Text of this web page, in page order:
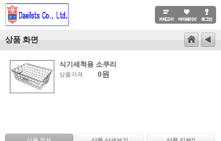
상품 화면
식기세척용 소쿠리
상품가격 0원